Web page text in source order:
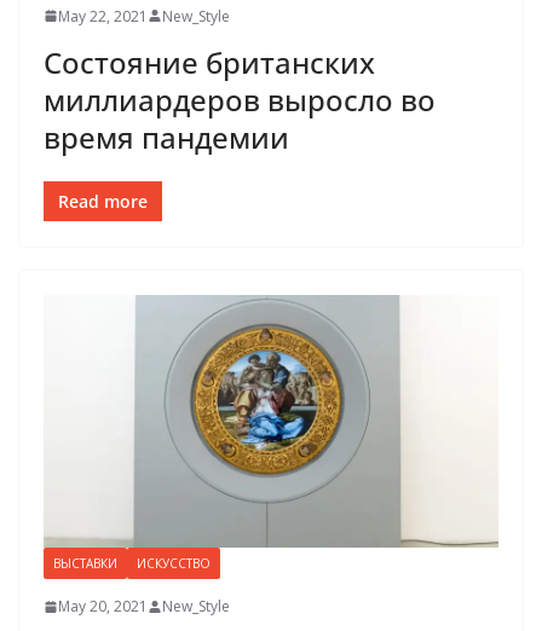
May 22, 2021 New_Style
Состояние британских
миллиардеров выросло во
время пандемии
Read more
ВЫСТАВКИ ИСКУССТВО
May 20, 2021 New_Style